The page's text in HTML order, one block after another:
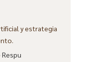
y estrategia